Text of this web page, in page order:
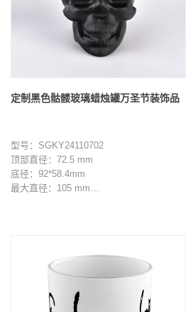
定制黑色骷髅玻璃蜡烛罐万圣节装饰品
型号：SGKY24110702
顶部直径：72.5 mm
底径：92*58.4mm
最大直径：105 mm